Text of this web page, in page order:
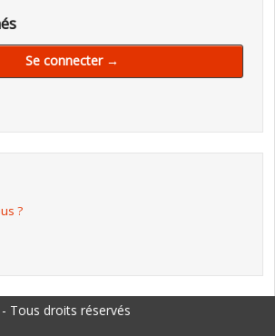
Se connecter →
?
Tous droits réservés